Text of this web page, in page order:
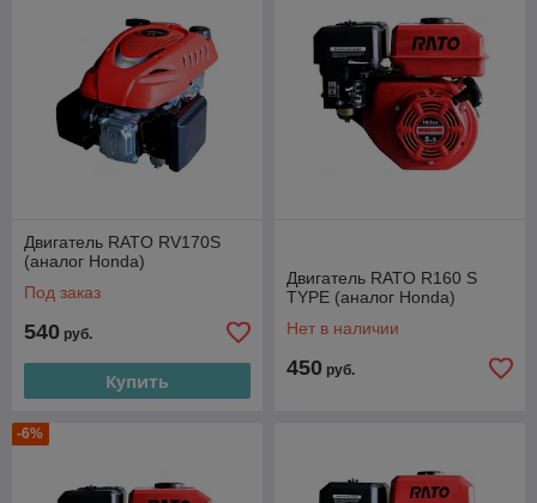
Двигатель RATO RV170S
(аналог Honda)
Под заказ
540 руб.
Купить
Двигатель RATO R160 S
TYPE (аналог Honda)
Нет в наличии
450 руб.
-6%